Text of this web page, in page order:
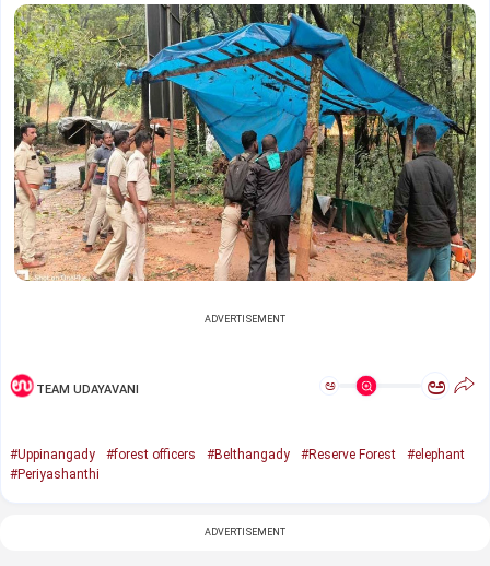
ADVERTISEMENT
TEAM UDAYAVANI ಅ ಅ
#Uppinangady #forest officers #Belthangady #Reserve Forest
#elephant
#Periyashanthi
ADVERTISEMENT